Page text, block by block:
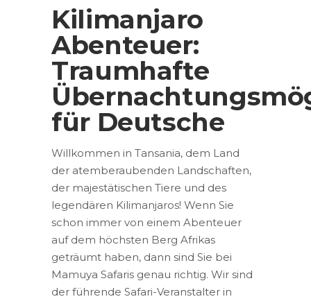
Kilimanjaro
Abenteuer:
Traumhafte
für Deutsche
Willkommen in Tansania, dem Land
der atemberaubenden Landschaften,
der majestätischen Tiere und des
legendären Kilimanjaros! Wenn Sie
schon immer von einem Abenteuer
auf dem höchsten Berg Afrikas
geträumt haben, dann sind Sie bei
Mamuya Safaris genau richtig. Wir sind
der führende Safari-Veranstalter in